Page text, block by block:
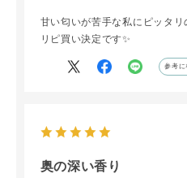
甘い匂いが苦手な私にピッタリ
リピ買い決定です✨
参考に
奥の深い香り